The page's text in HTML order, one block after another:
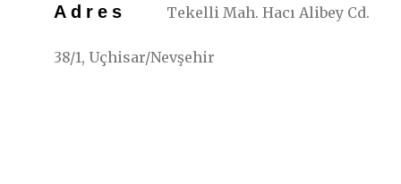
Adres Tekelli Mah. Hacı Alibey Cd.
38/1, Uçhisar/Nevşehir